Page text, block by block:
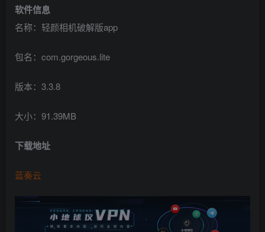
软件信息
名称：轻颜相机破解版app
包名：com.gorgeous.lite
版本：3.3.8
大小：91.39MB
下载地址
蓝奏云